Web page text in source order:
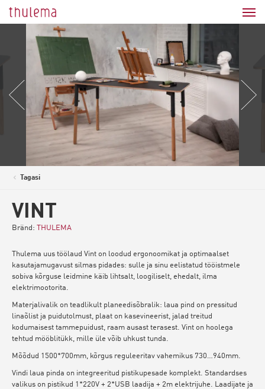
<Tagasi
VINT
Bränd: THULEMA
Thulema uus töölaud Vint on loodud ergonoomikat ja optimaalset
kasutajamugavust silmas pidades: sulle ja sinu eelistatud tööistmele
sobiva kõrguse leidmine käib lihtsalt, loogiliselt, ehedalt, ilma
elektrimootorita.
Materjalivalik on teadlikult planeedisõbralik: laua pind on pressitud
linaõlist ja puidutolmust, plaat on kasevineerist, jalad treitud
kodumaisest tammepuidust, raam ausast terasest. Vint on hoolega
tehtud mööblitükk, mille üle võib uhkust tunda.
Mõõdud 1500*700mm, kõrgus reguleeritav vahemikus 730…940mm.
Vindi laua pinda on integreeritud pistikupesade komplekt. Standardses
valikus on pistikud 1*220V + 2*USB laadija + 2m elektrijuhe. Laadijate ja